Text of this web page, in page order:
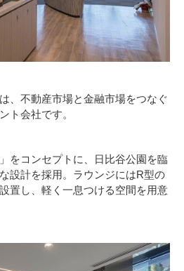
、不動産市場と金融市場をつなぐ
ト会社です。
をコンセプトに、日比谷公園を臨
設計を採用。ラウンジにはR型の
置し、軽く一息つける空間を用意